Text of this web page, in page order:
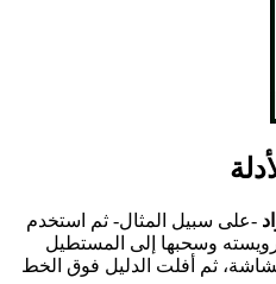
-على سبيل المثال- ثم استخدم
وسحبها إلى المستطيل
ثم أفلت الدليل فوق الخط